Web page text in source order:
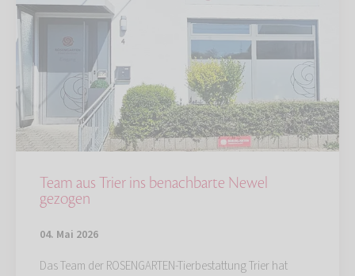
Team aus Trier ins benachbarte Newel
gezogen
04. Mai 2026
Das Team der ROSENGARTEN-Tierbestattung Trier hat